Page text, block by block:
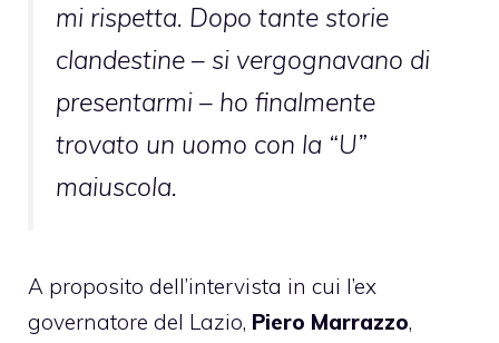
mi rispetta. Dopo tante storie
clandestine – si vergognavano di
presentarmi – ho finalmente
trovato un uomo con la “U”
maiuscola.
A proposito dell’intervista in cui l’ex
governatore del Lazio, Piero Marrazzo,